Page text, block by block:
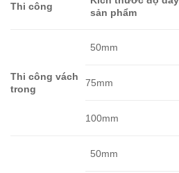
Thi công
sản phẩm
Thi công vách
trong
50mm
75mm
100mm
50mm